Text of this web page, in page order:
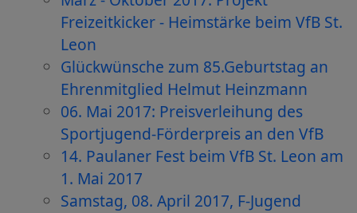
Freizeitkicker - Heimstärke beim VfB St.
Leon
Glückwünsche zum 85.Geburtstag an
Ehrenmitglied Helmut Heinzmann
06. Mai 2017: Preisverleihung des
Sportjugend-Förderpreis an den VfB
14. Paulaner Fest beim VfB St. Leon am
1. Mai 2017
Samstag, 08. April 2017, F-Jugend